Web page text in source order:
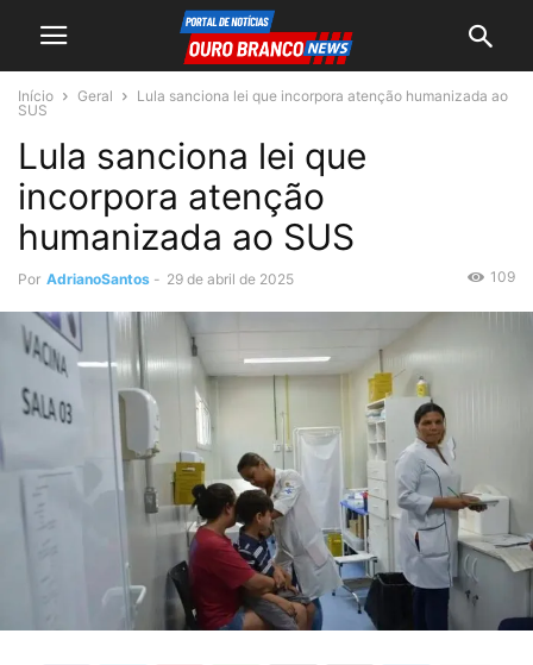
Início Geral
Lula sanciona lei que incorpora atenção humanizada ao
SUS
Lula sanciona lei que
incorpora atenção
humanizada ao SUS
Por AdrianoSantos - 29 de abril de 2025 109